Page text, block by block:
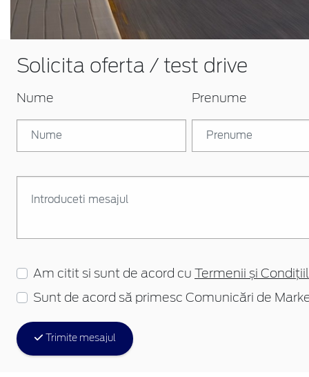
Solicita oferta / test drive
Nume Prenume
Am citit si sunt de acord cu
Termenii și
Sunt de acord să primesc Comunicări de
Trimite mesajul